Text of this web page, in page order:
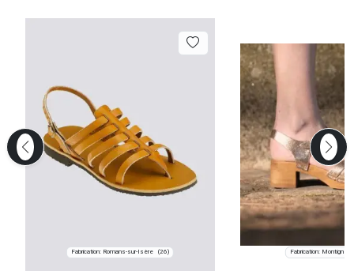
Fabrication: Romans-sur-Isère (26) Fabrication: Montigné